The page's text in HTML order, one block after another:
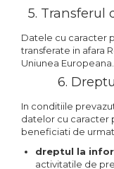
5. Transferul
Datele cu caracter
transferate in afara
Uniunea Europeana.
6.
In conditiile
datelor cu caracter
beneficiati de
dreptul la
activitatile de